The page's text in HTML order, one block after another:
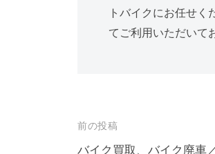
トバイクにお任せ
てご利用いただいて
前の投稿
バイク買取、バイク廃車